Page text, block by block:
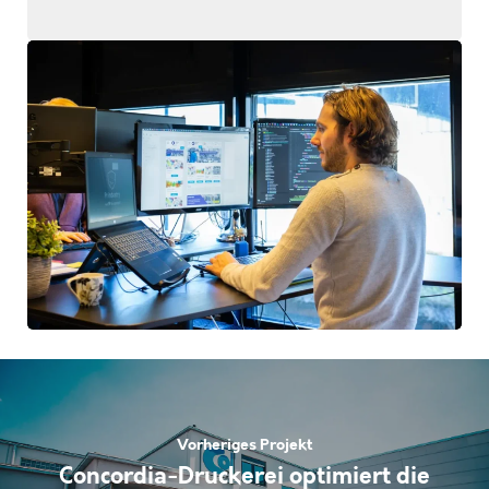
Vorheriges Projekt
Concordia-Druckerei optimiert die